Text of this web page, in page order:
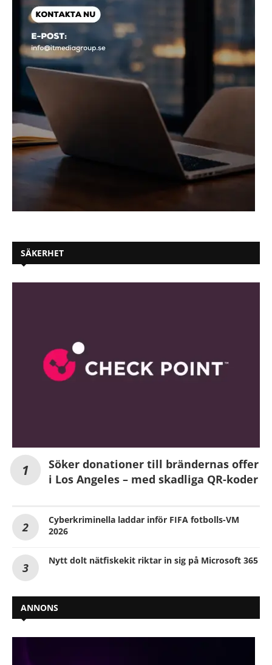
SÄKERHET
Söker donationer till brändernas offer
i Los Angeles – med skadliga QR-koder
Cyberkriminella laddar inför FIFA fotbolls-VM
2026
Nytt dolt nätfiskekit riktar in sig på Microsoft 365
ANNONS